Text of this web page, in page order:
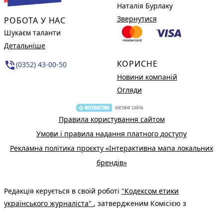
РОБОТА У НАС
Шукаєм таланти
Детальніше
phone_in_talk(0352) 43-00-50
Наталія Бурлаку
Звернутися
КОРИСНЕ
Новини компаній
Огляди
Правила користування сайтом
Умови і правила надання платного доступу
Рекламна політика проєкту «Інтерактивна мапа локальних
брендів»
Редакція керується в своїй роботі "Кодексом етики
українського журналіста" , затвердженим Комісією з